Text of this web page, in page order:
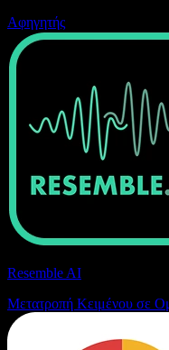
Αφηγητής
Resemble AI
Μετατροπή Κειμένου σε